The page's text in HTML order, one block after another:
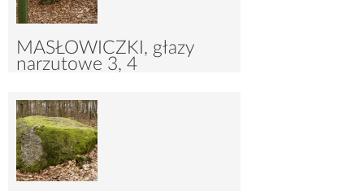
MASŁOWICZKI, głazy
narzutowe 3, 4
4074 18